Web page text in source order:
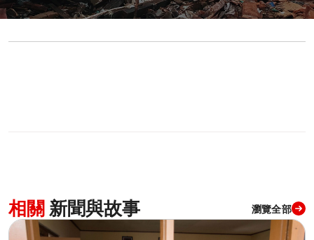
相關 新聞與故事 瀏覽全部